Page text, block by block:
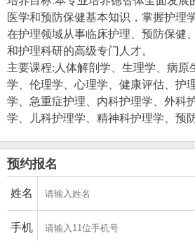
医学和预防保健基本知识，掌握护理
在护理领域从事临床护理、预防保健
和护理科研的高级专门人才。
主要课程:人体解剖学、生理学、病原
学、伦理学、心理学、健康评估、护
学、急重症护理、内科护理学、外科
学、儿科护理学、精神科护理学、预
预约报名
姓名
手机